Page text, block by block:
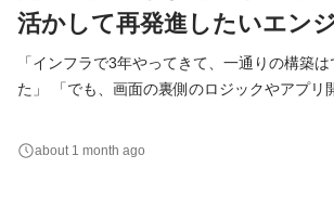
活かして再発進したいエン
「インフラで3年やってきて、一通りの構築
た」 「でも、画面の裏側のロジックやアプリ
っと怖い……」 そんな気持ちを抱えている、インフラエンジニア
のあなたへ。 これまでサーバーやネットワー
about 1 month ago